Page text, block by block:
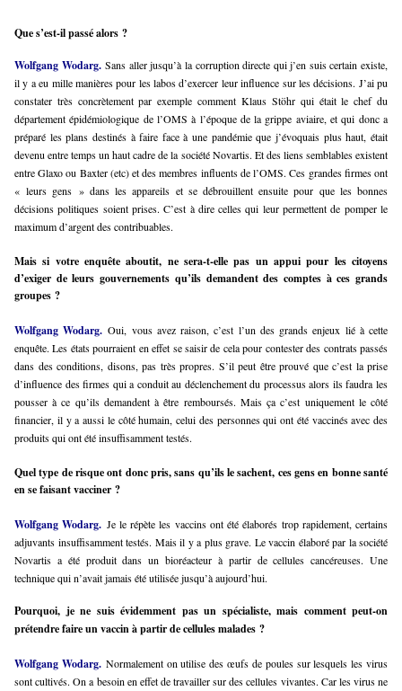
Que s’est-il passé alors ?
Wolfgang Wodarg. Sans aller jusqu’à la corruption directe qui j’en suis certain existe,
il y a eu mille manières pour les labos d’exercer leur influence sur les décisions. J’ai pu
constater très concrètement par exemple comment Klaus Stöhr qui était le chef du
département épidémiologique de l’OMS à l’époque de la grippe aviaire, et qui donc a
préparé les plans destinés à faire face à une pandémie que j’évoquais plus haut, était
devenu entre temps un haut cadre de la société Novartis. Et des liens semblables existent
entre Glaxo ou Baxter (etc) et des membres influents de l’OMS. Ces grandes firmes ont
« leurs gens » dans les appareils et se débrouillent ensuite pour que les bonnes
décisions politiques soient prises. C’est à dire celles qui leur permettent de pomper le
maximum d’argent des contribuables.
Mais si votre enquête aboutit, ne sera-t-elle pas un appui pour les citoyens
d’exiger de leurs gouvernements qu’ils demandent des comptes à ces grands
groupes ?
Wolfgang Wodarg. Oui, vous avez raison, c’est l’un des grands enjeux lié à cette
enquête. Les états pourraient en effet se saisir de cela pour contester des contrats passés
dans des conditions, disons, pas très propres. S’il peut être prouvé que c’est la prise
d’influence des firmes qui a conduit au déclenchement du processus alors ils faudra les
pousser à ce qu’ils demandent à être remboursés. Mais ça c’est uniquement le côté
financier, il y a aussi le côté humain, celui des personnes qui ont été vaccinés avec des
produits qui ont été insuffisamment testés.
Quel type de risque ont donc pris, sans qu’ils le sachent, ces gens en bonne santé
en se faisant vacciner ?
Wolfgang Wodarg. Je le répète les vaccins ont été élaborés trop rapidement, certains
adjuvants insuffisamment testés. Mais il y a plus grave. Le vaccin élaboré par la société
Novartis a été produit dans un bioréacteur à partir de cellules cancéreuses. Une
technique qui n’avait jamais été utilisée jusqu’à aujourd’hui.
Pourquoi, je ne suis évidemment pas un spécialiste, mais comment peut-on
prétendre faire un vaccin à partir de cellules malades ?
Wolfgang Wodarg. Normalement on utilise des œufs de poules sur lesquels les virus
sont cultivés. On a besoin en effet de travailler sur des cellules vivantes. Car les virus ne